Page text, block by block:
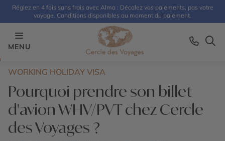
Réglez en 4 fois sans frais avec Alma : Décalez vos paiements, pas votre
voyage. Conditions disponibles au moment du paiement.
MENU
WORKING HOLIDAY VISA
Pourquoi prendre son billet
d'avion WHV/PVT chez Cercle
des Voyages ?